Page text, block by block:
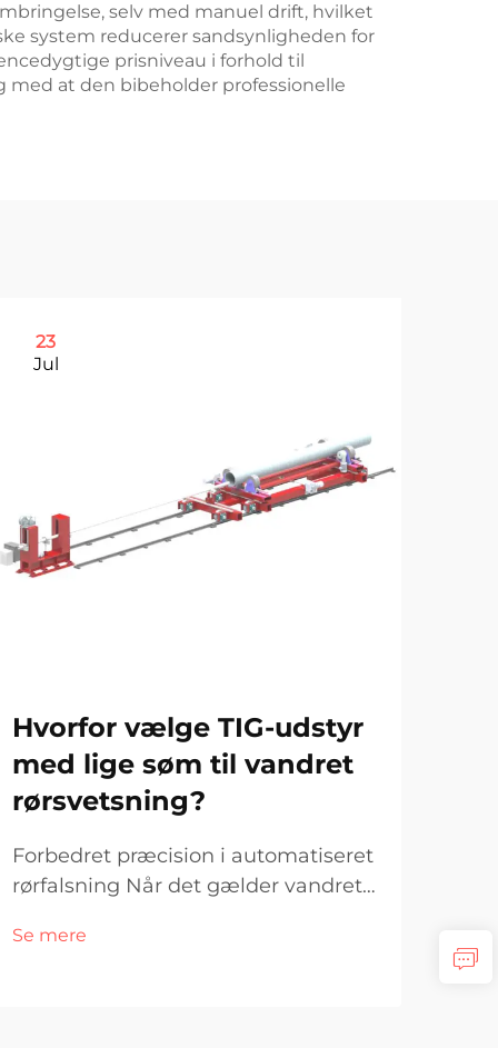
selv med manuel drift, hvilket
system reducerer sandsynligheden for
prisniveau i forhold til
at den bibeholder professionelle
23
Jul
Hvorfor vælge TIG-udstyr
med lige søm til vandret
rørsvetsning?
Forbedret præcision i automatiseret
rørfalsning Når det gælder vandret
fabrikanter ofte udstyr, der
Se mere
Se